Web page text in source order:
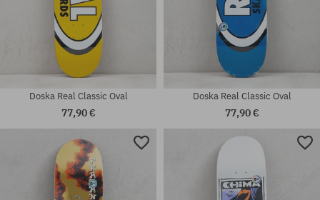
Dostupné veľkosti:
Dostupné veľkosti:
Doska Real Classic Oval
77,90 €
Doska Real Classic Oval
77,90 €